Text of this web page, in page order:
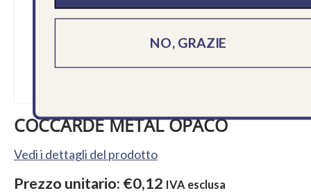
COCCARDE METAL OPACO
Vedi i dettagli del prodotto
Prezzo unitario: €0,12 IVA esclusa
NO, GRAZIE